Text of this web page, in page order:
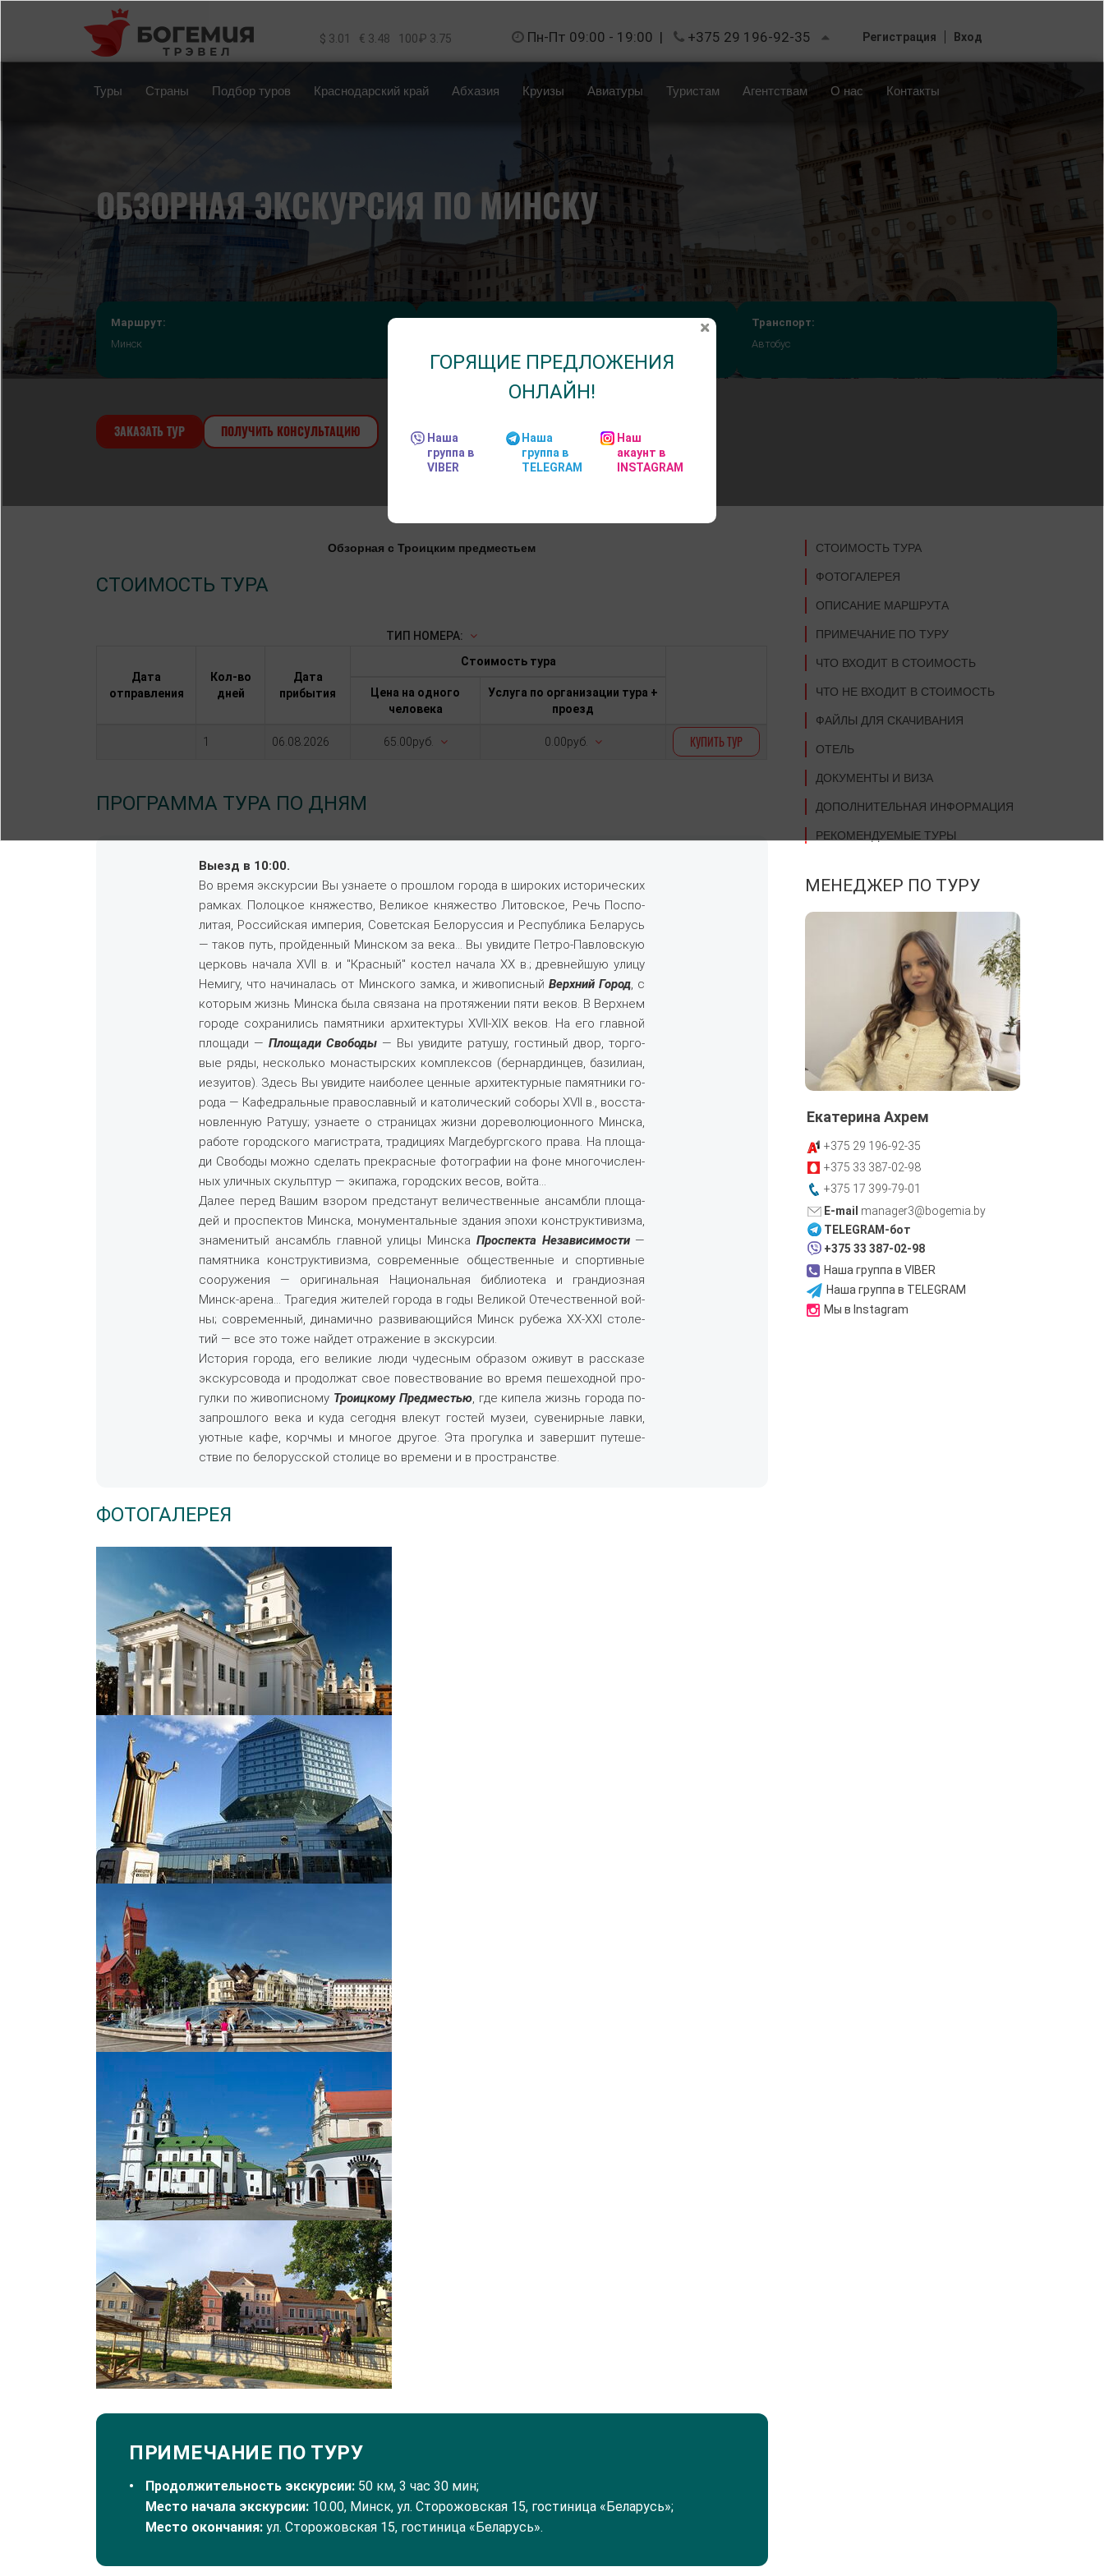
Перейти к основному содержанию
$ 3.01 € 3.48 100₽ 3.75 Пн-Пт 09:00 - 19:00 | +375 29 196-92-35 Регистрация Вход
Туры Страны Подбор туров Краснодарский край Абхазия Круизы Авиатуры Туристам Агентствам О нас Контакты
ОБЗОРНАЯ ЭКСКУРСИЯ ПО МИНСКУ
Маршрут:
Минск
Транспорт:
Автобус
ЗАКАЗАТЬ ТУР ПОЛУЧИТЬ КОНСУЛЬТАЦИЮ
Обзорная с Троицким предместьем
СТОИМОСТЬ ТУРА
ТИП НОМЕРА:
Дата
отправления
Кол-во
дней
Дата
прибытия
Стоимость тура
Цена на одного
человека
Услуга по организации тура +
проезд
1 06.08.2026 65.00руб. 0.00руб. КУПИТЬ ТУР
ПРОГРАММА ТУРА ПО ДНЯМ
Выезд в 10:00.
Во вре­мя экс­кур­сии Вы узна­е­те о про­шлом го­ро­да в ши­ро­ких ис­то­ри­че­ских
рам­ках. По­лоц­кое кня­же­ство, Ве­ли­кое кня­же­ство Ли­тов­ское, Речь Поспо­
ли­тая, Рос­сий­ская им­пе­рия, Со­вет­ская Бе­ло­рус­сия и Рес­пуб­ли­ка Бе­ла­русь
— та­ков путь, прой­ден­ный Мин­ском за ве­ка... Вы уви­ди­те Петро-Павловскую
цер­ковь на­ча­ла ХVII в. и "Крас­ный" ко­стел на­ча­ла ХХ в.; древ­ней­шую ули­цу
Не­ми­гу, что на­чи­на­лась от Мин­ско­го зам­ка, и жи­во­пис­ныйВерхний Город, с
ко­то­рым жизнь Мин­ска бы­ла свя­за­на на про­тя­же­нии пя­ти ве­ков. В Верх­нем
го­ро­де со­хра­ни­лись па­мят­ни­ки ар­хи­тек­ту­ры XVII-XIX ве­ков. На его глав­ной
пло­ща­ди —Площади Свободы — Вы уви­ди­те ра­ту­шу, го­сти­ный двор, тор­го­
вые ря­ды, не­сколь­ко мо­на­стыр­ских ком­плек­сов (бер­нар­дин­цев, ба­зи­ли­ан,
иезуи­тов). Здесь Вы уви­ди­те наи­бо­лее цен­ные ар­хи­тек­тур­ные па­мят­ни­ки го­
ро­да — Ка­фед­раль­ные пра­во­слав­ный и ка­то­ли­че­ский со­бо­ры ХVII в., вос­ста­
нов­лен­ную Ратушу; узна­е­те о стра­ни­цах жиз­ни до­ре­во­лю­ци­он­но­го Мин­ска,
ра­бо­те го­род­ско­го ма­ги­стра­та, тра­ди­ци­ях Маг­де­бург­ско­го пра­ва. На пло­ща­
ди Сво­бо­ды мож­но сде­лать пре­крас­ные фо­то­гра­фии на фо­не мно­го­чис­лен­
ных улич­ных скульп­тур — эки­па­жа, го­род­ских ве­сов, вой­та…
Да­лее пе­ред Ва­шим взо­ром пред­ста­нут величественные ан­сам­бли пло­ща­
дей и про­спек­тов Мин­ска, мо­ну­мен­таль­ные зда­ния эпо­хи кон­ст­рук­ти­виз­ма,
зна­ме­ни­тый ан­самбль глав­ной ули­цы Мин­ска Проспекта Независимости —
па­мят­ни­ка кон­ст­рук­ти­виз­ма, со­вре­мен­ные об­ще­ствен­ные и спор­тив­ные
со­ору­же­ния — ори­ги­наль­ная На­ци­о­наль­ная биб­лио­те­ка и гран­ди­оз­ная
Минск-арена… Трагедия жи­те­лей го­ро­да в го­ды Ве­ли­кой Оте­че­ствен­ной вой­
ны; со­вре­мен­ный, ди­на­мич­но раз­ви­ваю­щий­ся Минск ру­бе­жа ХХ-ХХI сто­ле­
тий — все это то­же най­дет от­ра­же­ние в экс­кур­сии.
История го­ро­да, его ве­ли­кие лю­ди чу­дес­ным об­ра­зом ожи­вут в рас­ска­зе
экс­кур­со­во­да и про­дол­жат свое по­вест­во­ва­ние во вре­мя пе­ше­ход­ной про­
гул­ки по жи­во­пис­но­му Тро­ицко­му Пред­местью, где ки­пе­ла жизнь го­ро­да по­
за­про­шло­го ве­ка и ку­да се­год­ня вле­кут го­стей му­зеи, су­ве­нир­ные лав­ки,
уют­ные ка­фе, корч­мы и мно­гое дру­гое. Эта про­гул­ка и за­вер­шит пу­те­ше­
ствие по бе­ло­рус­ской сто­ли­це во вре­ме­ни и в про­стран­стве.
ФОТОГАЛЕРЕЯ
ПРИМЕЧАНИЕ ПО ТУРУ
Продолжительность экскурсии: 50 км, 3 час 30 мин;
Место начала экскурсии: 10.00, Минск, ул. Сторожовская 15, гостиница «Беларусь»;
Место окончания: ул. Сторожовская 15, гостиница «Беларусь».
СТОИМОСТЬ ТУРА
ФОТОГАЛЕРЕЯ
ОПИСАНИЕ МАРШРУТА
ПРИМЕЧАНИЕ ПО ТУРУ
ЧТО ВХОДИТ В СТОИМОСТЬ
ЧТО НЕ ВХОДИТ В СТОИМОСТЬ
ФАЙЛЫ ДЛЯ СКАЧИВАНИЯ
ОТЕЛЬ
ДОКУМЕНТЫ И ВИЗА
ДОПОЛНИТЕЛЬНАЯ ИНФОРМАЦИЯ
РЕКОМЕНДУЕМЫЕ ТУРЫ
МЕНЕДЖЕР ПО ТУРУ
Екатерина Ахрем
+375 29 196-92-35
+375 33 387-02-98
+375 17 399-79-01
manager3@bogemia.by
TELEGRAM-бот
+375 33 387-02-98
Наша группа в VIBER
Наша группа в TELEGRAM
Мы в Instagram
ГОРЯЩИЕ ПРЕДЛОЖЕНИЯ
ОНЛАЙН!
Наша
группа в
VIBER
Наша
группа в
TELEGRAM
Наш
акаунт в
INSTAGRAM